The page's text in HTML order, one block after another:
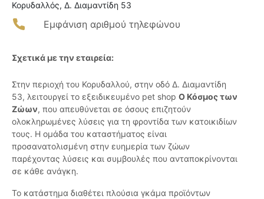
Κορυδαλλός, Δ. Διαμαντίδη 53
Εμφάνιση αριθμού τηλεφώνου
Σχετικά με την εταιρεία:
Στην περιοχή του Κορυδαλλού, στην οδό Δ. Διαμαντίδη
53, λειτουργεί το εξειδικευμένο pet shop Ο Κόσμος των
Ζώων, που απευθύνεται σε όσους επιζητούν
ολοκληρωμένες λύσεις για τη φροντίδα των κατοικιδίων
τους. Η ομάδα του καταστήματος είναι
προσανατολισμένη στην ευημερία των ζώων
παρέχοντας λύσεις και συμβουλές που ανταποκρίνονται
σε κάθε ανάγκη.
Το κατάστημα διαθέτει πλούσια γκάμα προϊόντων